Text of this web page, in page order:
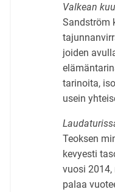
Valkean
Sandström
joiden
tarinoita,
usein
Teoksen
kevyesti
vuosi
palaa